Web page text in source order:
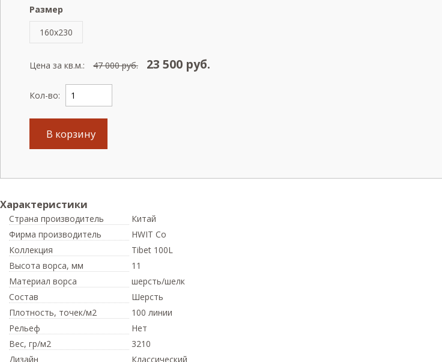
Размер
160x230
Цена за кв.м.: 47 000руб. 23 500 руб.
Кол-во:
В корзину
Характеристики
Страна производитель
Китай
Фирма производитель
HWIT Co
Коллекция
Tibet 100L
Высота ворса, мм
11
Материал ворса
шерсть/шелк
Состав
Шерсть
Плотность, точек/м2
100 линии
Рельеф
Нет
Вес, гр/м2
3210
Дизайн
Классический